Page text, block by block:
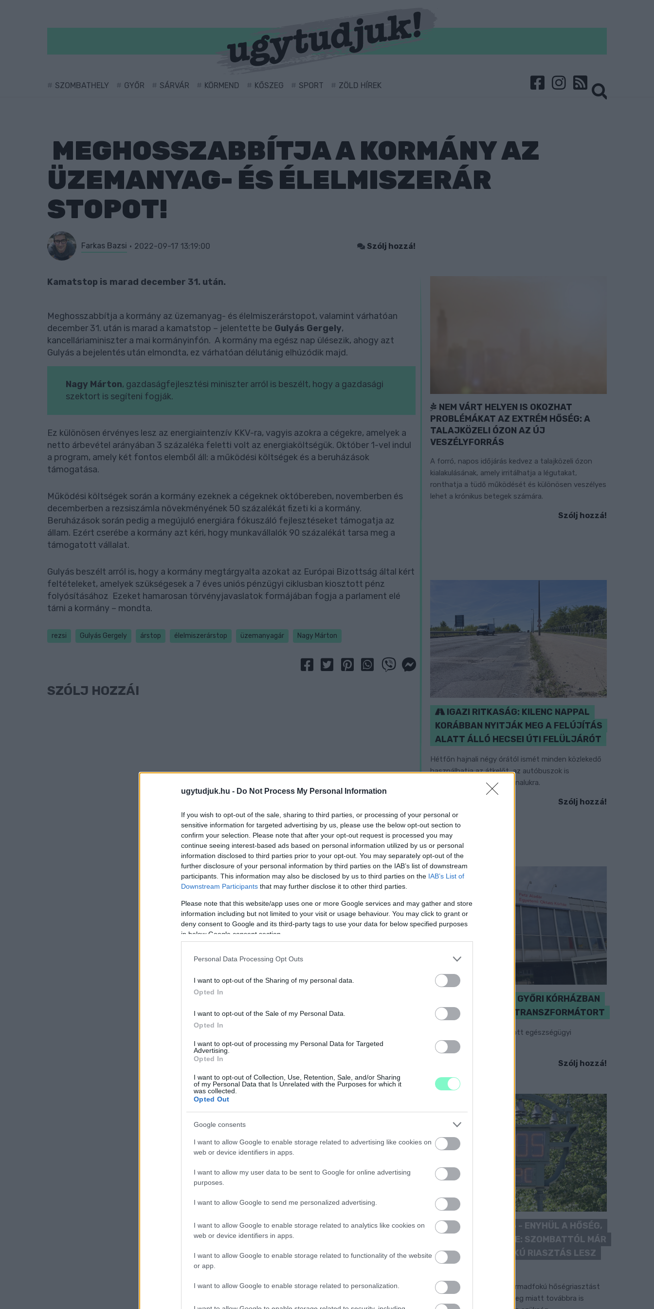
ugytudjuk.hu - Do Not Process My Personal Information
If you wish to opt-out of the sale, sharing to third parties, or processing of your personal or
sensitive information for targeted advertising by us, please use the below opt-out section to
confirm your selection. Please note that after your opt-out request is processed you may
continue seeing interest-based ads based on personal information utilized by us or personal
information disclosed to third parties prior to your opt-out. You may separately opt-out of the
further disclosure of your personal information by third parties on the IAB’s list of downstream
participants. This information may also be disclosed by us to third parties on the IAB’s List of
Downstream Participants that may further disclose it to other third parties.
Please note that this website/app uses one or more Google services and may gather and store
information including but not limited to your visit or usage behaviour. You may click to grant or
deny consent to Google and its third-party tags to use your data for below specified purposes
in below Google consent section.
Personal Data Processing Opt Outs
I want to opt-out of the Sharing of my personal data.
Opted In
I want to opt-out of the Sale of my Personal Data.
Opted In
I want to opt-out of processing my Personal Data for Targeted
Advertising.
Opted In
I want to opt-out of Collection, Use, Retention, Sale, and/or Sharing
of my Personal Data that Is Unrelated with the Purposes for which it
was collected.
Opted Out
Google consents
I want to allow Google to enable storage related to advertising like cookies on
web or device identifiers in apps.
I want to allow my user data to be sent to Google for online advertising
purposes.
I want to allow Google to send me personalized advertising.
I want to allow Google to enable storage related to analytics like cookies on
web or device identifiers in apps.
I want to allow Google to enable storage related to functionality of the website
or app.
I want to allow Google to enable storage related to personalization.
SZOMBATHELY GYŐR SÁRVÁR KÖRMEND KŐSZEG SPORT ZÖLD HÍREK
MEGHOSSZABBÍTJA A KORMÁNY AZ
ÜZEMANYAG- ÉS ÉLELMISZERÁR
STOPOT!
Farkas Bazsi 2022-09-17 13:19:00 Szólj hozzá!
Kamatstop is marad december 31. után.
Meghosszabbítja a kormány az üzemanyag- és élelmiszerárstopot, valamint várhatóan
december 31. után is marad a kamatstop – jelentette be Gulyás Gergely,
kancelláriaminiszter a mai kormányinfón. A kormány ma egész nap ülésezik, ahogy azt
Gulyás a bejelentés után elmondta, ez várhatóan délutánig elhúzódik majd.
Nagy Márton, gazdaságfejlesztési miniszter arról is beszélt, hogy a gazdasági
szektort is segíteni fogják.
Ez különösen érvényes lesz az energiaintenzív KKV-ra, vagyis azokra a cégekre, amelyek a
netto árbevétel arányában 3 százaléka feletti volt az energiaköltségük. Október 1-vel indul
a program, amely két fontos elemből áll: a működési költségek és a beruházások
támogatása.
Működési költségek során a kormány ezeknek a cégeknek októbereben, novemberben és
decemberben a rezsiszámla növekményének 50 százalékát fizeti ki a kormány.
Beruházások során pedig a megújuló energiára fókuszáló fejlesztéseket támogatja az
állam. Ezért cserébe a kormány azt kéri, hogy munkavállalók 90 százalékát tarsa meg a
támogatott vállalat.
Gulyás beszélt arról is, hogy a kormány megtárgyalta azokat az Európai Bizottság által kért
feltételeket, amelyek szükségesek a 7 éves uniós pénzügyi ciklusban kiosztott pénz
folyósításához Ezeket hamarosan törvényjavaslatok formájában fogja a parlament elé
tárni a kormány – mondta.
rezsi Gulyás Gergely árstop élelmiszerárstop üzemanyagár Nagy Márton
SZÓLJ HOZZÁ!
NEM VÁRT HELYEN IS OKOZHAT
PROBLÉMÁKAT AZ EXTRÉM HŐSÉG: A
TALAJKÖZELI ÓZON AZ ÚJ
VESZÉLYFORRÁS
A forró, napos időjárás kedvez a talajközeli ózon
kialakulásának, amely irritálhatja a légutakat,
ronthatja a tüdő működését és különösen veszélyes
lehet a krónikus betegek számára.
Szólj hozzá!
IGAZI RITKASÁG: KILENC NAPPAL
KORÁBBAN NYITJÁK MEG A FELÚJÍTÁS
ALATT ÁLLÓ HECSEI ÚTI FELÜLJÁRÓT
Hétfőn hajnali négy órától ismét minden közlekedő
használhatja az átkelőt, az autóbuszok is
visszatérnek eredeti útvonalukra.
Szólj hozzá!
KICSERÉLTÉK A GYŐRI KÓRHÁZBAN
MEGHIBÁSODOTT TRANSZFORMÁTORT
Megkezdték az elhalasztott egészségügyi
ellátásokat.
Szólj hozzá!
KÁNIKULA 2026 - ENYHÜL A HŐSÉG,
DE MÉG NINCS VÉGE: SZOMBATTÓL MÁR
“CSAK” MÁSODFOKÚ RIASZTÁS LESZ
ÉRVÉNYBEN
A július vége óta tartó harmadfokú hőségriasztást
mérséklik, de a tartós meleg miatt továbbra is